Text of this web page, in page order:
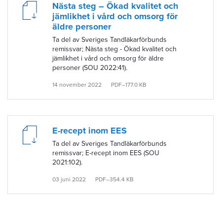
Nästa steg – Ökad kvalitet och
jämlikhet i vård och omsorg för
äldre personer
Ta del av Sveriges Tandläkarförbunds
remissvar; Nästa steg - Ökad kvalitet och
jämlikhet i vård och omsorg för äldre
personer (SOU 2022:41).
14 november 2022 PDF–177.0 KB
E-recept inom EES
Ta del av Sveriges Tandläkarförbunds
remissvar; E-recept inom EES (SOU
2021:102).
03 juni 2022 PDF–354.4 KB